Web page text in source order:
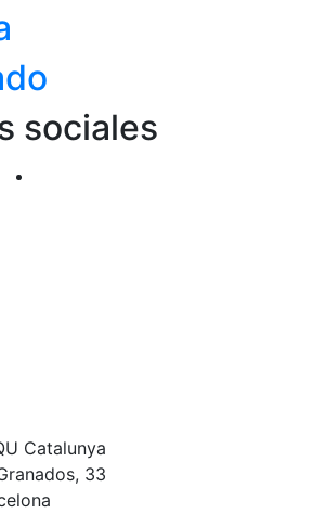
sociales
Segueix-nos al nostre canal de Twitter
Catalunya
33